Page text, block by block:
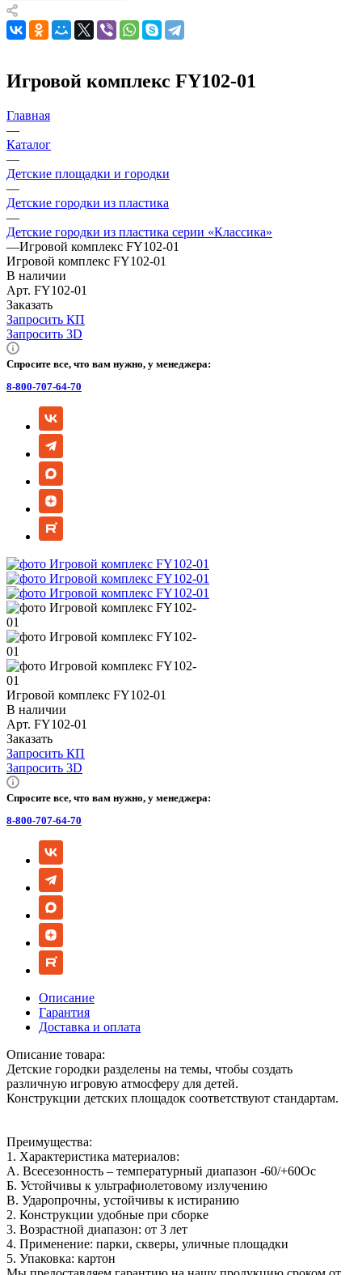
Игровой комплекс FY102-01
Главная
—
Каталог
—
Детские площадки и городки
—
Детские городки из пластика
—
Детские городки из пластика серии «Классика»
—Игровой комплекс FY102-01
Игровой комплекс FY102-01
В наличии
Арт. FY102-01
Заказать
Запросить КП
Запросить 3D
Спросите все, что вам нужно, у менеджера:
8-800-707-64-70
Игровой комплекс FY102-01
В наличии
Арт. FY102-01
Заказать
Запросить КП
Запросить 3D
Спросите все, что вам нужно, у менеджера:
8-800-707-64-70
Описание
Гарантия
Доставка и оплата
Описание товара:
Детские городки разделены на темы, чтобы создать
различную игровую атмосферу для детей.
Конструкции детских площадок соответствуют стандартам.
Преимущества:
1. Характеристика материалов:
А. Всесезонность – температурный диапазон -60/+60Ос
Б. Устойчивы к ультрафиолетовому излучению
В. Ударопрочны, устойчивы к истиранию
2. Конструкции удобные при сборке
3. Возрастной диапазон: от 3 лет
4. Применение: парки, скверы, уличные площадки
5. Упаковка: картон